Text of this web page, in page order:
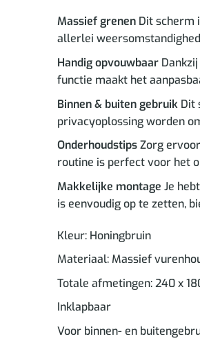
Massief grenenDit scherm
allerlei
Handig opvouwbaarDankzij
functie maakt het
Binnen & buiten gebruikDit
privacyoplossing worden
OnderhoudstipsZorg
routine is perfect voor het
Makkelijke montage Je
is eenvoudig op te zetten,
Kleur: Honingbruin
Materiaal: Massief
Totale afmetingen: 240 x
Inklapbaar
Voor binnen- en